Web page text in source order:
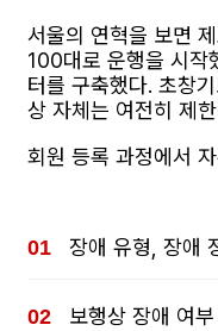
서울의 연혁을 보면
100대로 운행을 시작
터를 구축했다. 초창
상 자체는 여전히 제
회원 등록 과정에서
장애 유형, 장애
보행상 장애 여부